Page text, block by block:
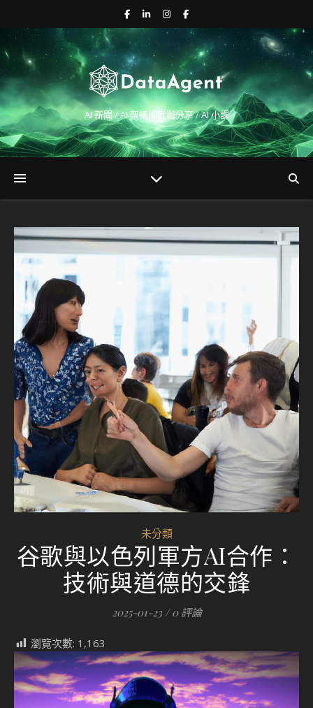
AI 新聞 / AI 架構師實戰分享 / AI 小課
未分類
谷歌與以色列軍方AI合作：
技術與道德的交鋒
2025-01-23 / 0 評論
瀏覽次數: 1,163